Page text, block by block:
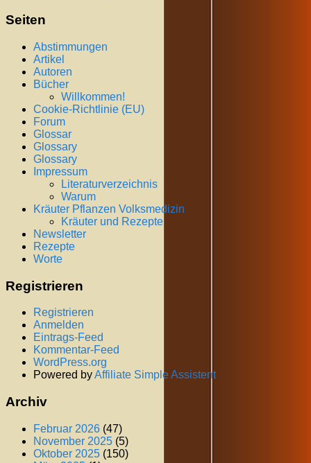
Seiten
Abstimmungen
Artikel
Autoren
Bücher
Willkommen!
Cookie-Richtlinie (EU)
Forum
Glossar
Glossary
Glossary
Impressum
Literaturverzeichnis
Warum
Kräuter Pflanzen Volksmedizin
Kräuter und Rezepte
Newsletter
Rezepte
Worte
Registrieren
Registrieren
Anmelden
Eintrags-Feed
Kommentar-Feed
WordPress.org
Powered byAffiliate Simple Assistent
Archiv
Februar 2026 (47)
November 2025 (5)
Oktober 2025 (150)